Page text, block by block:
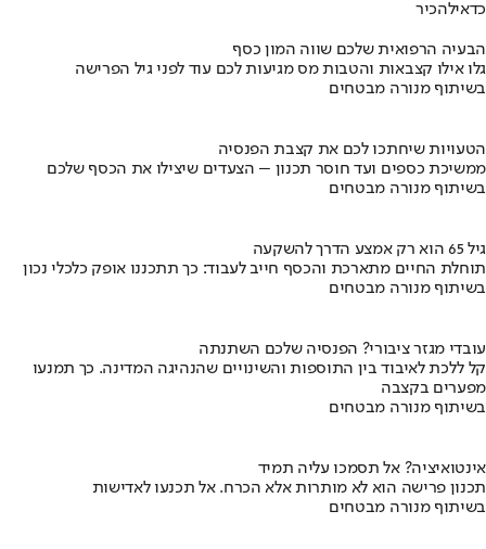
כדאילהכיר
הבעיה הרפואית שלכם שווה המון כסף
גלו אילו קצבאות והטבות מס מגיעות לכם עוד לפני גיל הפרישה
בשיתוף מנורה מבטחים
הטעויות שיחתכו לכם את קצבת הפנסיה
ממשיכת כספים ועד חוסר תכנון – הצעדים שיצילו את הכסף שלכם
בשיתוף מנורה מבטחים
גיל 65 הוא רק אמצע הדרך להשקעה
תוחלת החיים מתארכת והכסף חייב לעבוד: כך תתכננו אופק כלכלי נכון
בשיתוף מנורה מבטחים
עובדי מגזר ציבורי? הפנסיה שלכם השתנתה
קל ללכת לאיבוד בין התוספות והשינויים שהנהיגה המדינה. כך תמנעו
מפערים בקצבה
בשיתוף מנורה מבטחים
אינטואיציה? אל תסמכו עליה תמיד
תכנון פרישה הוא לא מותרות אלא הכרח. אל תכנעו לאדישות
בשיתוף מנורה מבטחים